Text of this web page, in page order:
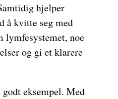
hjelper
å kvitte seg med
lymfesystemet, noe
og gi et klarere
eksempel. Med